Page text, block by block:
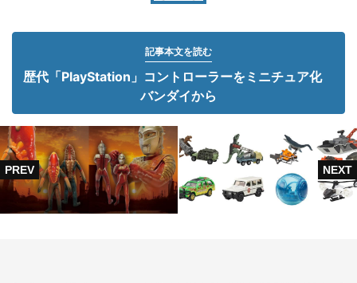
記事本文を読む
歴代「PlayStation」コントローラーをミニチュア化
バンダイから